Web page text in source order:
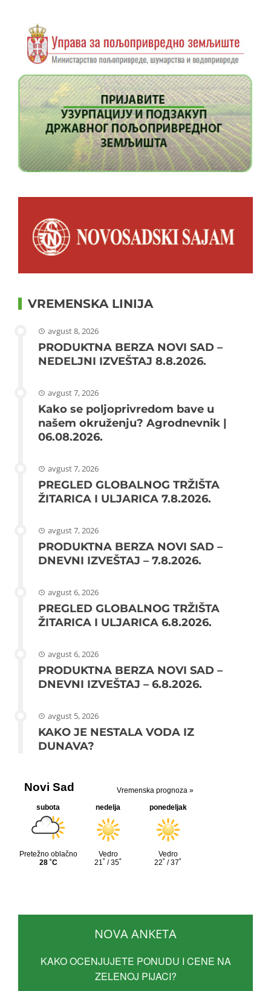
VREMENSKA LINIJA
avgust 8, 2026
PRODUKTNA BERZA NOVI SAD –
NEDELJNI IZVEŠTAJ 8.8.2026.
avgust 7, 2026
Kako se poljoprivredom bave u
našem okruženju? Agrodnevnik |
06.08.2026.
avgust 7, 2026
PREGLED GLOBALNOG TRŽIŠTA
ŽITARICA I ULJARICA 7.8.2026.
avgust 7, 2026
PRODUKTNA BERZA NOVI SAD –
DNEVNI IZVEŠTAJ – 7.8.2026.
avgust 6, 2026
PREGLED GLOBALNOG TRŽIŠTA
ŽITARICA I ULJARICA 6.8.2026.
avgust 6, 2026
PRODUKTNA BERZA NOVI SAD –
DNEVNI IZVEŠTAJ – 6.8.2026.
avgust 5, 2026
KAKO JE NESTALA VODA IZ
DUNAVA?
NOVA ANKETA
KAKO OCENJUJETE PONUDU I CENE NA
ZELENOJ PIJACI?